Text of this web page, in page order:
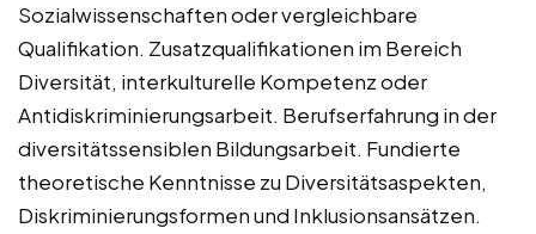
Sozialwissenschaften oder vergleichbare
Qualifikation. Zusatzqualifikationen im Bereich
Diversität, interkulturelle Kompetenz oder
Antidiskriminierungsarbeit. Berufserfahrung in der
diversitätssensiblen Bildungsarbeit. Fundierte
theoretische Kenntnisse zu Diversitätsaspekten,
Diskriminierungsformen und Inklusionsansätzen.